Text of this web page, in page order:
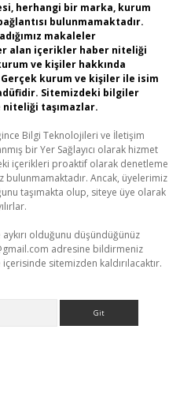
herhangi bir marka, kurum
bulunmamaktadır.
makaleler
alan içerikler haber niteliği
ve kişiler hakkında
Gerçek kurum ve kişiler ile isim
Sitemizdeki bilgiler
taşımazlar.
Bilgi Teknolojileri ve İletişim
bir Yer Sağlayıcı olarak hizmet
içerikleri proaktif olarak denetleme
bulunmamaktadır. Ancak, üyelerimiz
taşımakta olup, siteye üye olarak
olduğunu düşündüğünüz
adresine bildirmeniz
sitemizden kaldırılacaktır.